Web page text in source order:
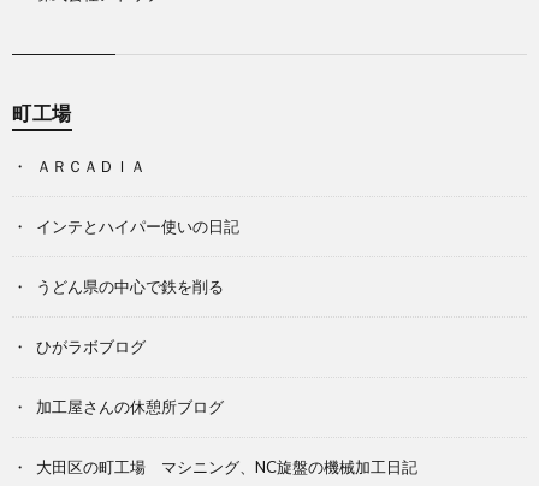
町工場
ＡＲＣＡＤＩＡ
インテとハイパー使いの日記
うどん県の中心で鉄を削る
ひがラボブログ
加工屋さんの休憩所ブログ
大田区の町工場 マシニング、NC旋盤の機械加工日記